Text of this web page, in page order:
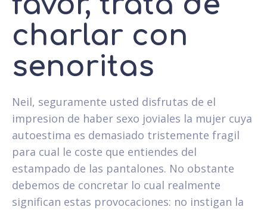
charlar con
senoritas
Neil, seguramente usted disfrutas de el
impresion de haber sexo joviales la mujer cuya
autoestima es demasiado tristemente fragil
para cual le coste que entiendes del
estampado de las pantalones. No obstante
debemos de concretar lo cual realmente
significan estas provocaciones: no instigan la